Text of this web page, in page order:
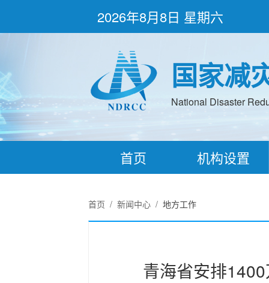
2026年8月8日 星期六
国家减
National Disaster
首页 机构设置
首页 / 新闻中心/ 地方工作
青海省安排